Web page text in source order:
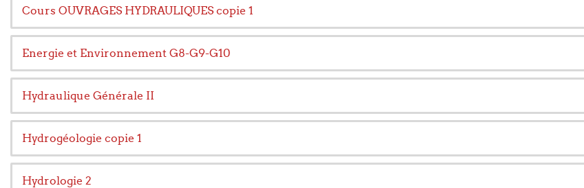
Cours OUVRAGES HYDRAULIQUES copie 1
Energie et Environnement G8-G9-G10
Hydraulique Générale II
Hydrogéologie copie 1
Hydrologie 2